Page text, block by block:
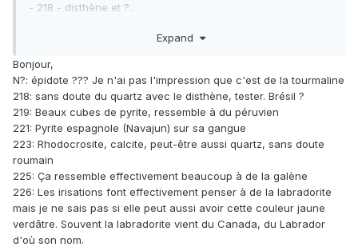
- 218 - disthène et ?..
t'elle un nom ) , provenance ?
- 223 ?
- 224 , quartz fumé , provenance?
- 225 , je pense qu'il s'agite d'un gros bloc de galène ( 10
Kg) !..
- 226 , certainement labradorite , provenance?
Expand
Bonjour,
N?: épidote ??? Je n'ai pas l'impression que c'est de la tourmaline
218: sans doute du quartz avec le disthène, tester. Brésil ?
219: Beaux cubes de pyrite, ressemble à du péruvien
221: Pyrite espagnole (Navajun) sur sa gangue
223: Rhodocrosite, calcite, peut-être aussi quartz, sans doute
roumain
225: Ça ressemble effectivement beaucoup à de la galène
226: Les irisations font effectivement penser à de la labradorite
mais je ne sais pas si elle peut aussi avoir cette couleur jaune
verdâtre. Souvent la labradorite vient du Canada, du Labrador
d'où son nom.